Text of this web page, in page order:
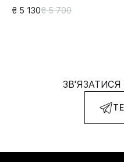
₴ 5 130₴ 5 700